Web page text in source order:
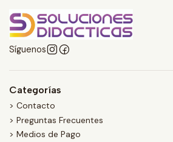
Síguenos
Categorías
> Contacto
> Preguntas Frecuentes
> Medios de Pago